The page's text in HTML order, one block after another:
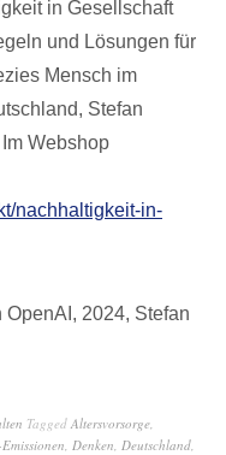
in Gesellschaft
und Lösungen für
Mensch im
Stefan
Webshop
nachhaltigkeit-in-
2024, Stefan
Tagged Altersvorsorge,
, Denken, Deutschland,